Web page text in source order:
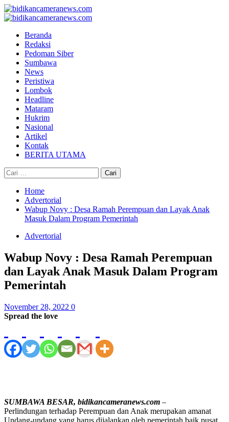
Skip
to
Primary
Beranda
Redaksi
Pedoman Siber
Sumbawa
News
Peristiwa
Lombok
Headline
Mataram
Hukrim
Nasional
Artikel
Kontak
BERITA UTAMA
Cari
untuk:
Home
Advertorial
Wabup Novy : Desa Ramah Perempuan dan Layak Anak
Masuk Dalam Program Pemerintah
Advertorial
Wabup Novy : Desa Ramah Perempuan
dan Layak Anak Masuk Dalam Program
Pemerintah
November 28, 2022 0
Spread the love
SUMBAWA BESAR, bidikancameranews.com –
Perlindungan terhadap Perempuan dan Anak merupakan amanat